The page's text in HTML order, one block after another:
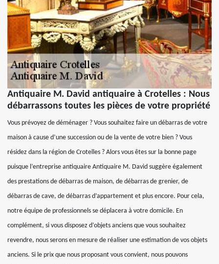
Antiquaire M. David antiquaire à Crotelles : Nous
débarrassons toutes les pièces de votre propriété
Vous prévoyez de déménager ? Vous souhaitez faire un débarras de votre
maison à cause d’une succession ou de la vente de votre bien ? Vous
résidez dans la région de Crotelles ? Alors vous êtes sur la bonne page
puisque l’entreprise antiquaire Antiquaire M. David suggère également
des prestations de débarras de maison, de débarras de grenier, de
débarras de cave, de débarras d’appartement et plus encore. Pour cela,
notre équipe de professionnels se déplacera à votre domicile. En
complément, si vous disposez d’objets anciens que vous souhaitez
revendre, nous serons en mesure de réaliser une estimation de vos objets
anciens. Si le prix que nous proposant vous convient, nous pouvons